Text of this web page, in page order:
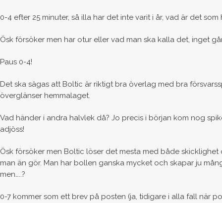
0-4 efter 25 minuter, så illa har det inte varit i år, vad är det som
Ösk försöker men har otur eller vad man ska kalla det, inget
Paus 0-4!
Det ska sägas att Boltic är riktigt bra överlag med bra
överglänser hemmalaget.
Vad händer i andra halvlek då? Jo precis i början kom nog
adjöss!
Ösk försöker men Boltic löser det mesta med både
man än gör. Man har bollen ganska mycket och skapar ju
men…..?
0-7 kommer som ett brev på posten (ja, tidigare i alla fall när